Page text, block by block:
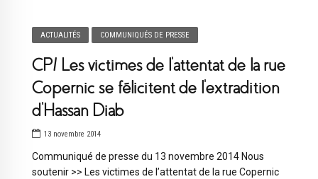
ACTUALITÉS COMMUNIQUÉS DE PRESSE
CP/ Les victimes de l’attentat de la rue
Copernic se félicitent de l’extradition
d’Hassan Diab
13 novembre 2014
Communiqué de presse du 13 novembre 2014 Nous
soutenir >> Les victimes de l’attentat de la rue Copernic